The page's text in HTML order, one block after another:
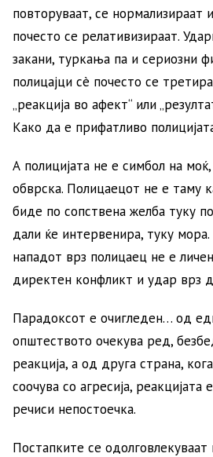
повторуваат, се нормализираат
почесто се релативизираат.
закани, туркања па и сериозни
полицајци сè почесто се
„реакција во афект“ или
Како да е прифатливо
А полицијата не е симбол на
обврска. Полицаецот не е таму
биде по сопствена желба туку
дали ќе интервенира, туку
нападот врз полицаец не е
директен конфликт и удар врз
Парадоксот е очигледен… од
општеството очекува ред,
реакција, а од друга страна,
соочува со агресија, реакцијата
речиси непостоечка.
Постапките се одолговлекуваат